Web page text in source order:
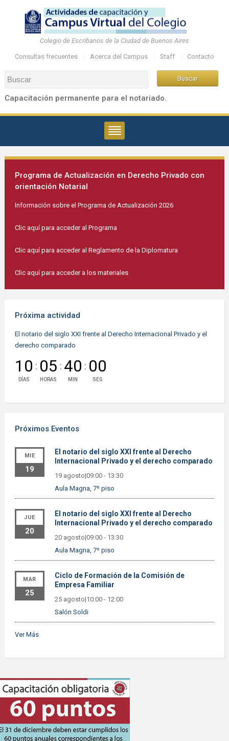
Colegio de Escribanos de la Ciudad de Buenos Aires
Consultas frecuentes Acerca del Campus Staff Contacto
Capacitación permanente para el notariado.
Programa de Actualización en Derecho Privado con
orientación Notarial
Información sobre el Programa de Actualización 2026
Clic aquí para acceder al Programa
Clic aquí para acceder al Reglamento de la Diplomatura
Clic aquí para acceder a los materiales
Próxima actividad
El notario del siglo XXI frente al Derecho Internacional Privado y el
derecho comparado
10
DÍAS
: 05
HORAS
: 39
MIN
: 59
SEG
Próximos Eventos
MIE
19
El notario del siglo XXI frente al Derecho
Internacional Privado y el derecho comparado
19 agosto|09:00- 13:30
Aula Magna, 7º piso
JUE
20
El notario del siglo XXI frente al Derecho
Internacional Privado y el derecho comparado
20 agosto|09:00- 13:30
Aula Magna, 7º piso
MAR
25
Ciclo de Formación de la Comisión de
Empresa Familiar
25 agosto|10:00- 12:00
Salón Soldi
Ver Más